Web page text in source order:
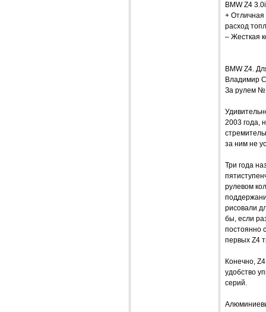
BMW Z4 3.0i
+ Отличная
расход
– Жесткая
BMW Z4.
Владимир
За рулем
2003 года,
за ним не
Три года
рулевом
рисовали
бы, если
постоянно
первых Z4
Конечно,
удобство
серий.